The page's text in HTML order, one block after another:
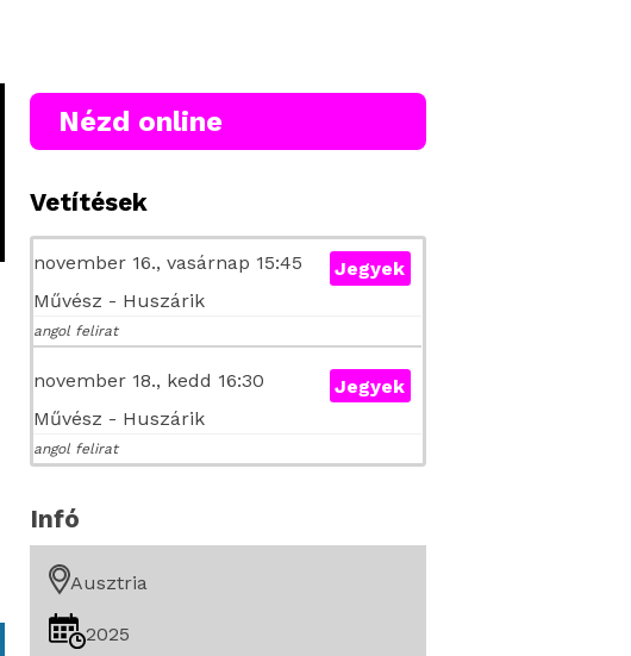
Nézd online
Vetítések
november 16., vasárnap 15:45
Művész - Huszárik
angol felirat
Jegyek
november 18., kedd 16:30
Művész - Huszárik
angol felirat
Jegyek
Infó
Ausztria
2025